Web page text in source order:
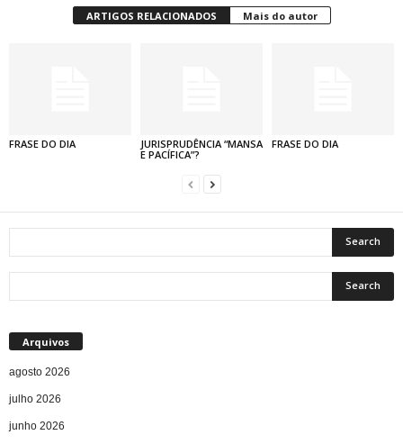
ARTIGOS RELACIONADOS Mais do autor
FRASE DO DIA
JURISPRUDÊNCIA “MANSA
E PACÍFICA”?
FRASE DO DIA
Arquivos
agosto 2026
julho 2026
junho 2026